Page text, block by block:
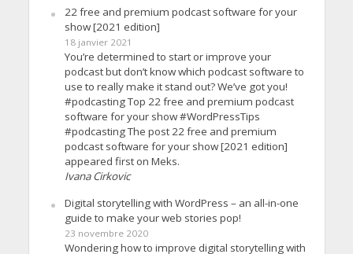
22 free and premium podcast software for your
show [2021 edition]
18 janvier 2021
You’re determined to start or improve your
podcast but don’t know which podcast software to
use to really make it stand out? We’ve got you!
#podcasting Top 22 free and premium podcast
software for your show #WordPressTips
#podcasting The post 22 free and premium
podcast software for your show [2021 edition]
appeared first on Meks.
Ivana Cirkovic
Digital storytelling with WordPress – an all-in-one
guide to make your web stories pop!
23 novembre 2020
Wondering how to improve digital storytelling with